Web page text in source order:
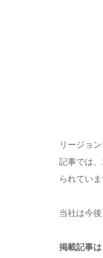
リージョ
記事では
られていま
当社は今
掲載記事